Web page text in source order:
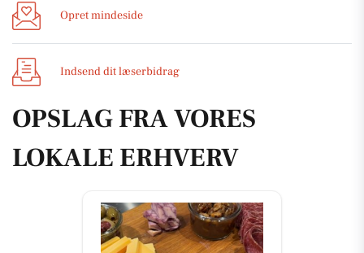
Opret mindeside
Indsend dit læserbidrag
OPSLAG FRA VORES
LOKALE ERHVERV